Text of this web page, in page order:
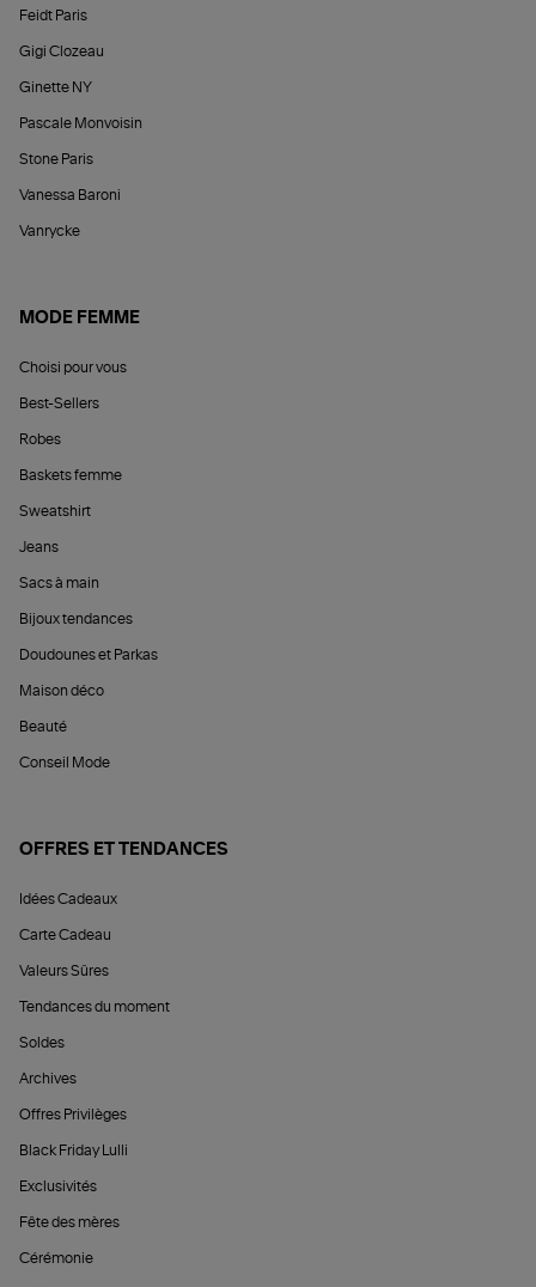
Feidt Paris
Gigi Clozeau
Ginette NY
Pascale Monvoisin
Stone Paris
Vanessa Baroni
Vanrycke
MODE FEMME
Choisi pour vous
Best-Sellers
Robes
Baskets femme
Sweatshirt
Jeans
Sacs à main
Bijoux tendances
Doudounes et Parkas
Maison déco
Beauté
Conseil Mode
OFFRES ET TENDANCES
Idées Cadeaux
Carte Cadeau
Valeurs Sûres
Tendances du moment
Soldes
Archives
Offres Privilèges
Black Friday Lulli
Exclusivités
Fête des mères
Cérémonie